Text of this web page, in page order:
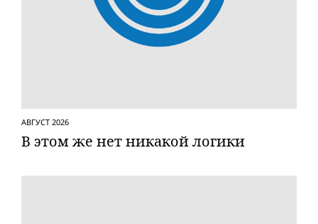
АВГУСТ 2026
В этом же нет никакой логики